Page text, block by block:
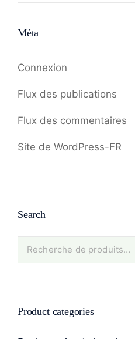
Méta
Connexion
Flux des publications
Flux des commentaires
Site de WordPress-FR
Search
Product categories